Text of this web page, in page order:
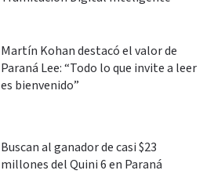
Martín Kohan destacó el valor de
Paraná Lee: “Todo lo que invite a leer
es bienvenido”
Buscan al ganador de casi $23
millones del Quini 6 en Paraná